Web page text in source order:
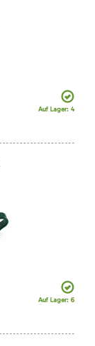
Auf Lager: 4
Auf Lager: 6